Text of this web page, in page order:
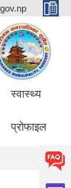
स्वास्थ्य
प्रोफाइल